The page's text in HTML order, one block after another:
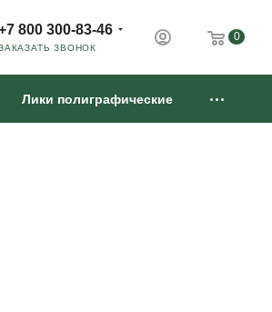
800 300-83-46
ЗВОНОК
0
Лики полиграфические